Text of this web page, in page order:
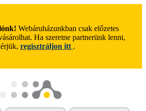
Webáruházunkban csak előzetes
Ha szeretne partnerünk lenni,
regisztráljon itt .